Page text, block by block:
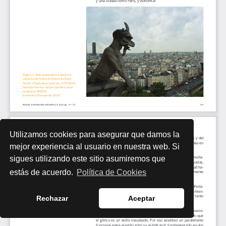
Utilizamos cookies para asegurar que damos la
mejor experiencia al usuario en nuestra web. Si
sigues utilizando este sitio asumiremos que
estás de acuerdo. Política de Cookies
Rechazar Aceptar